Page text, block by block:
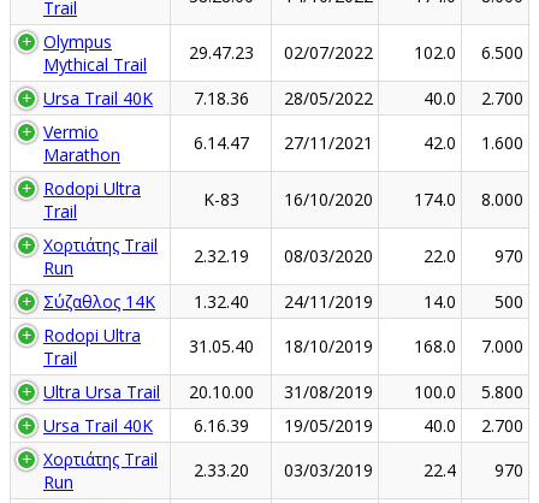
Trail
Olympus
Mythical Trail
29.47.23 02/07/2022 102.0
6.500
Ursa Trail 40K
7.18.36 28/05/2022 40.0
2.700
Vermio
Marathon
6.14.47 27/11/2021 42.0
1.600
Rodopi Ultra
Trail
K-83 16/10/2020 174.0
8.000
Χορτιάτης Trail
Run
2.32.19 08/03/2020 22.0
970
Σύζαθλος 14Κ
1.32.40 24/11/2019 14.0
500
Rodopi Ultra
Trail
31.05.40 18/10/2019 168.0
7.000
Ultra Ursa Trail
20.10.00 31/08/2019 100.0
5.800
Ursa Trail 40K
6.16.39 19/05/2019 40.0
2.700
Χορτιάτης Trail
Run
2.33.20 03/03/2019 22.4
970